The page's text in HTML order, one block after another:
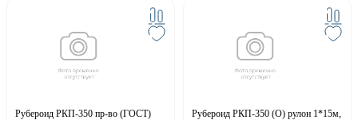
Рубероид РКП-350 пр-во (ГОСТ)
Рубероид РКП-350 (О) рулон 1*15м,